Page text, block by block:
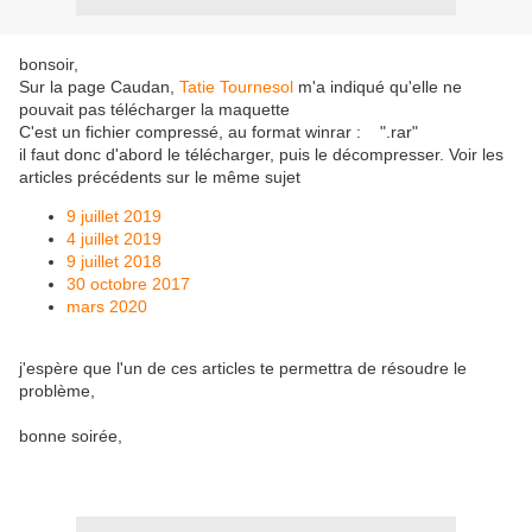
bonsoir,
Sur la page Caudan, Tatie Tournesol m'a indiqué qu'elle ne
pouvait pas télécharger la maquette
C'est un fichier compressé, au format winrar : ".rar"
il faut donc d'abord le télécharger, puis le décompresser. Voir les
articles précédents sur le même sujet
9 juillet 2019
4 juillet 2019
9 juillet 2018
30 octobre 2017
mars 2020
j'espère que l'un de ces articles te permettra de résoudre le
problème,
bonne soirée,